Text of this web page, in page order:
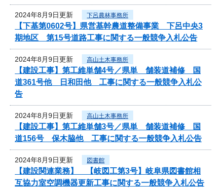
2024年8月9日更新 下呂農林事務所
【下基第0602号】県営基幹農道整備事業 下呂中央3
期地区 第15号道路工事に関する一般競争入札公告
2024年8月9日更新 高山土木事務所
【建設工事】第工維単舗4号／県単 舗装道補修 国
道361号他 日和田他 工事に関する一般競争入札公
告
2024年8月9日更新 高山土木事務所
【建設工事】第工維単舗3号／県単 舗装道補修 国
道156号 保木脇他 工事に関する一般競争入札公告
2024年8月9日更新 図書館
【建設関連業務】 【岐図工第3号】岐阜県図書館相
互協力室空調機器更新工事に関する一般競争入札公告